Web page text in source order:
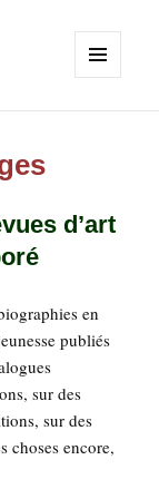
ET
d’art
en
publiés
sur des
sur des
choses encore,